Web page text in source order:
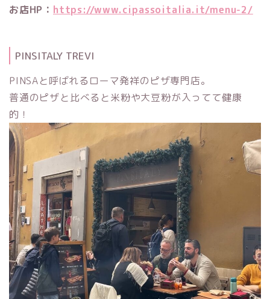
お店HP： https://www.cipassoitalia.it/menu-2/
PINSITALY TREVI
PINSAと呼ばれるローマ発祥のピザ専門店。
普通のピザと比べると米粉や大豆粉が入ってて健康
的！